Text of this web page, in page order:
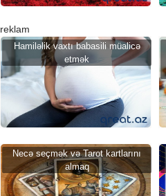
reklam
Hamiləlik vaxtı babasili müalicə
etmək
Necə seçmək və Tarot kartlarını
almaq